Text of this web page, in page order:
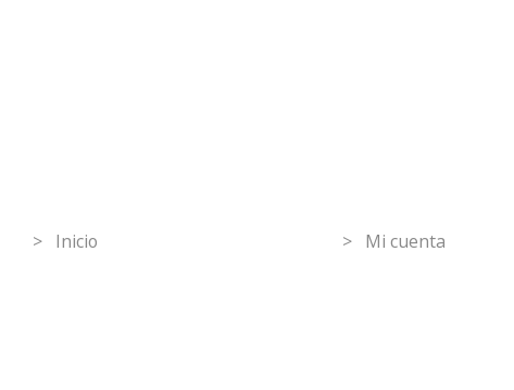
> Inicio > Mi cuenta